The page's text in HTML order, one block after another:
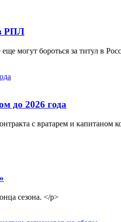
РПЛ
могут бороться за титул в
до 2026 года
с вратарем и
сезона. </p>